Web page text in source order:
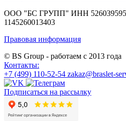
ООО "БС ГРУПП" ИНН
1145260013403
Правовая информация
© BS Group - работаем с 2013 года
Контакты:
+7 (499) 110-52-54 zakaz@braslet-
Подписаться на рассылку